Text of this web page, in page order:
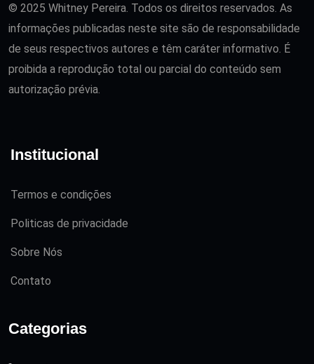
© 2025 Whitney Pereira. Todos os direitos reservados. As
informações publicadas neste site são de responsabilidade
de seus respectivos autores e têm caráter informativo. É
proibida a reprodução total ou parcial do conteúdo sem
autorização prévia.
Institucional
Termos e condições
Politicas de privacidade
Sobre Nós
Contato
Categorias